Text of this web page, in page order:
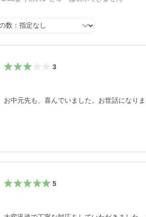
3
お中元先も、喜んでいました。お世話になり
5